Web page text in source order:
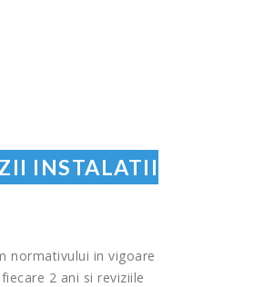
INSTALATII
normativului in vigoare
2 ani si reviziile